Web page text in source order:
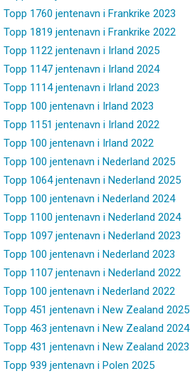
Topp 1760 jentenavn i Frankrike 2023
Topp 1819 jentenavn i Frankrike 2022
Topp 1122 jentenavn i Irland 2025
Topp 1147 jentenavn i Irland 2024
Topp 1114 jentenavn i Irland 2023
Topp 100 jentenavn i Irland 2023
Topp 1151 jentenavn i Irland 2022
Topp 100 jentenavn i Irland 2022
Topp 100 jentenavn i Nederland 2025
Topp 1064 jentenavn i Nederland 2025
Topp 100 jentenavn i Nederland 2024
Topp 1100 jentenavn i Nederland 2024
Topp 1097 jentenavn i Nederland 2023
Topp 100 jentenavn i Nederland 2023
Topp 1107 jentenavn i Nederland 2022
Topp 100 jentenavn i Nederland 2022
Topp 451 jentenavn i New Zealand 2025
Topp 463 jentenavn i New Zealand 2024
Topp 431 jentenavn i New Zealand 2023
Topp 939 jentenavn i Polen 2025